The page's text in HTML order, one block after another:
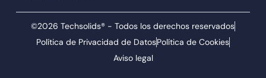
©2026 Techsolids® - Todos los derechos reservados
Política de Privacidad de DatosPolítica de Cookies
Aviso legal